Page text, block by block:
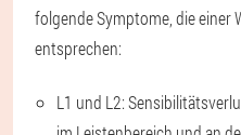
folgende Symptome, die einer
entsprechen:
L1 und L2: